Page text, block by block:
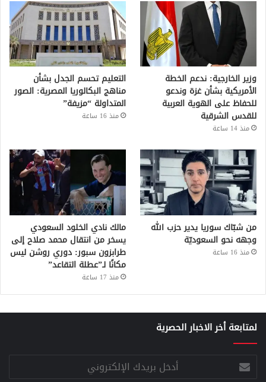
وزير الخارجية: ندعم الخطة
الأمريكية بشأن غزة وندعو
للحفاظ على الهوية العربية
للقدس الشرقية
منذ 14 ساعة
التعليم تحسم الجدل بشأن
مناهج البكالوريا المصرية: الصور
المتداولة “مزيفة”
منذ 16 ساعة
من شبّاك سوريا يدير حزب الله
وجهه نحو السعوديّة
منذ 16 ساعة
مالك نادي الخلود السعودي
يسخر من انتقال محمد صلاح إلى
طرابزون سبور: دوري روشن ليس
مكانًا لـ”عطلة التقاعد”
منذ 17 ساعة
لمتابعة أخر الاخبار الحصرية
أدخل
بريدك